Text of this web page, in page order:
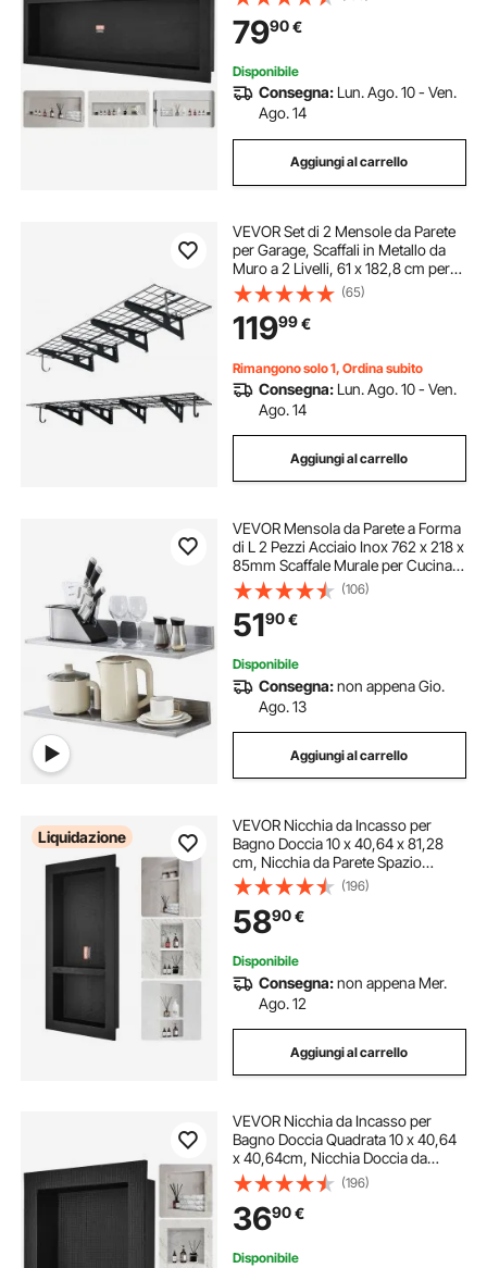
Incasso a Parete Orizzontale per
Sapone da Bagno con Mensola
Colore Nero
7990€
Disponibile
Consegna: Lun. Ago. 10 - Ven.
Ago. 14
Aggiungi al carrello
VEVOR Set di 2 Mensole da Parete
per Garage, Scaffali in Metallo da
Muro a 2 Livelli, 61 x 182,8 cm per
Mensola, Portata Totale di 454 kg,
con Ganci Portautensili, Soluzione
Salvaspazio per Officina
(65)
11999€
Rimangono solo 1, Ordina subito
Consegna: Lun. Ago. 10 - Ven.
Ago. 14
Aggiungi al carrello
VEVOR Mensola da Parete a Forma
di L 2 Pezzi Acciaio Inox 762 x 218 x
85mm Scaffale Murale per Cucina
Capacità Carico Max. 20kg,
Mensola da Parete Portaoggetti
Portaspezie in Acciaio Inox per
Cucina
(106)
5190€
Disponibile
Consegna:non appena Gio.
Ago. 13
Aggiungi al carrello
Liquidazione
VEVOR Nicchia da Incasso per
Bagno Doccia 10 x 40,64 x 81,28
cm, Nicchia da Parete Spazio
Doppio in Plastica XPS
Impermeabile, Nicchia da Incasso a
Parete per Sapone da Bagno con
Mensola Colore Nero
(196)
5890€
Disponibile
Consegna:non appena Mer.
Ago. 12
Aggiungi al carrello
VEVOR Nicchia da Incasso per
Bagno Doccia Quadrata 10 x 40,64
x 40,64cm, Nicchia Doccia da
Parete in Plastica XPS
Impermeabile, Nicchia da Incasso a
Parete per Sapone da Bagno con
Mensola Colore Nero
(196)
3690€
Disponibile